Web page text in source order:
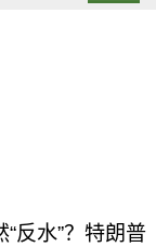
反水”？特朗普